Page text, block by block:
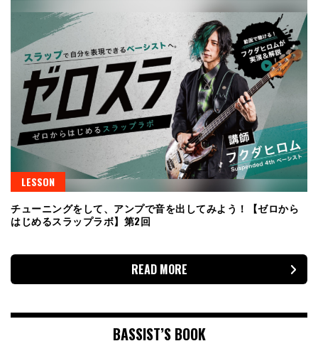
LESSON
チューニングをして、アンプで音を出してみよう！【ゼロから
はじめるスラップラボ】第2回
READ MORE
BASSIST’S BOOK